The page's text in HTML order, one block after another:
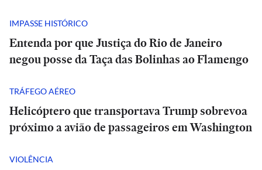
IMPASSE HISTÓRICO
Entenda por que Justiça do Rio de Janeiro
negou posse da Taça das Bolinhas ao Flamengo
TRÁFEGO AÉREO
Helicóptero que transportava Trump sobrevoa
próximo a avião de passageiros em Washington
VIOLÊNCIA